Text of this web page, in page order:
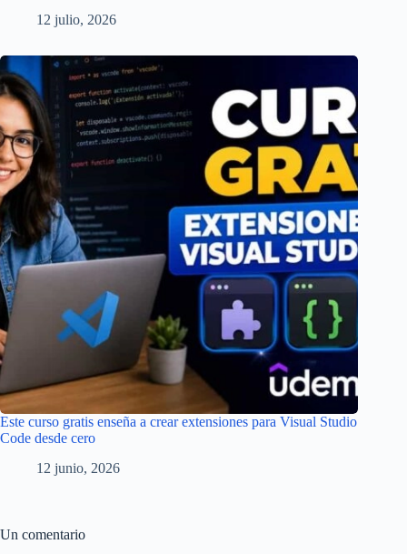
12 julio, 2026
Este curso gratis enseña a crear extensiones para Visual Studio
Code desde cero
12 junio, 2026
Un comentario